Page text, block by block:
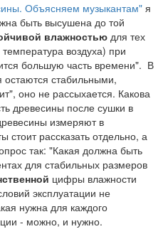
Объясняем музыкантам" я
быть высушена до той
влажностьюдля тех
воздуха) при
большую часть времени". В
стабильными,
оно не рассыхается. Какова
древесины после сушки в
измеряют в
стоит рассказать отдельно, а
так: "Какая должна быть
для стабильных размеров
цифры влажности
эксплуатации не
нужна для каждого
- можно, и нужно.